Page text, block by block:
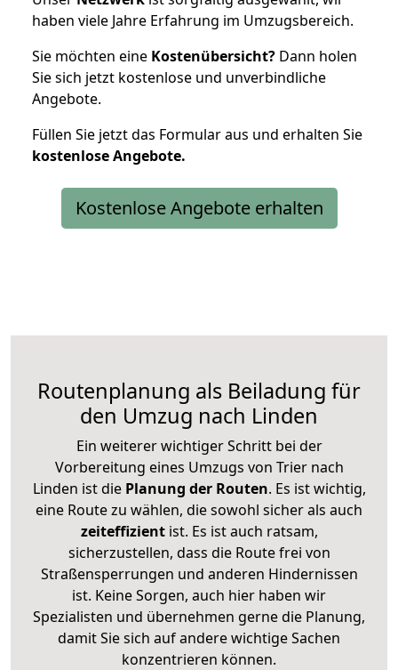
haben viele Jahre Erfahrung im Umzugsbereich.
Sie möchten eine Kostenübersicht? Dann holen
Sie sich jetzt kostenlose und unverbindliche
Angebote.
Füllen Sie jetzt das Formular aus und erhalten Sie
kostenloseAngebote.
Kostenlose Angebote erhalten
Routenplanung als Beiladung für
den Umzug nach Linden
Ein weiterer wichtiger Schritt bei der
Vorbereitung eines Umzugs von Trier nach
Linden ist diePlanung der Routen. Es ist wichtig,
eine Route zu wählen, die sowohl sicher als auch
zeiteffizientist. Es ist auch ratsam,
sicherzustellen, dass die Route frei von
Straßensperrungen und anderen Hindernissen
ist. Keine Sorgen, auch hier haben wir
Spezialisten und übernehmen gerne die Planung,
damit Sie sich auf andere wichtige Sachen
konzentrieren können.